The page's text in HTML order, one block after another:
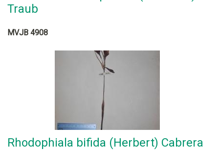
Traub
MVJB 4908
Rhodophiala bifida (Herbert) Cabrera